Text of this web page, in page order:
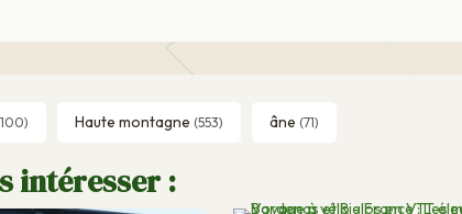
Haute montagne (553) âne (71)
intéresser :